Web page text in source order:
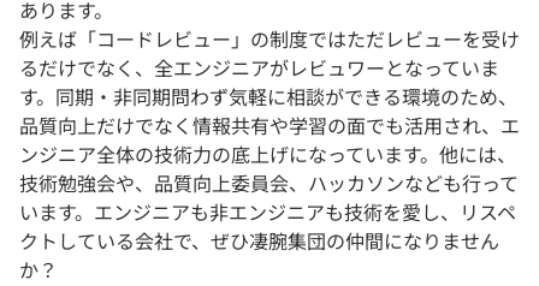
あります。
例えば「コードレビュー」の制度ではただレビューを受け
るだけでなく、全エンジニアがレビュワーとなっていま
す。同期・非同期問わず気軽に相談ができる環境のため、
品質向上だけでなく情報共有や学習の面でも活用され、エ
ンジニア全体の技術力の底上げになっています。他には、
技術勉強会や、品質向上委員会、ハッカソンなども行って
います。エンジニアも非エンジニアも技術を愛し、リスペ
クトしている会社で、ぜひ凄腕集団の仲間になりません
か？